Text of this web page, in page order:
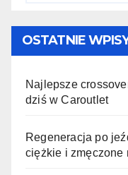
OSTATNIE
Najlepsze
dziś w Caroutlet
Regeneracja po
ciężkie i zmęczone